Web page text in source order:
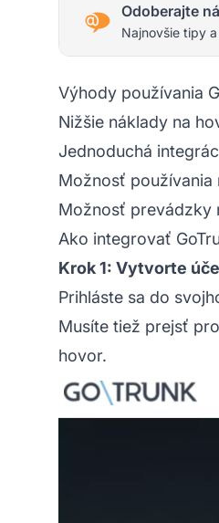
Odoberajte
Najnovšie tipy
Výhody používania
Nižšie náklady na
Jednoduchá
Možnosť používania
Možnosť prevádzky
Ako integrovať
Krok 1: Vytvorte
Prihláste sa do
Musíte tiež prejsť
hovor.